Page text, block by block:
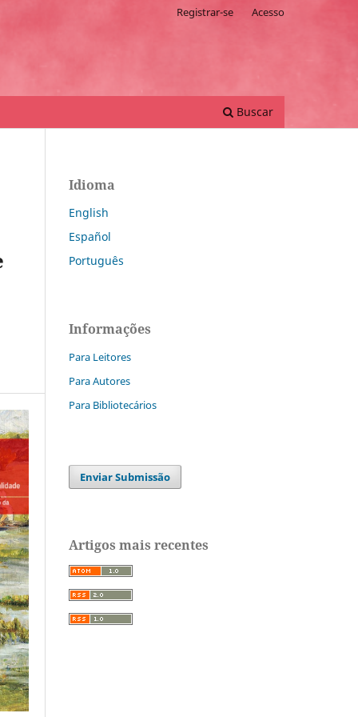
Buscar
Registrar-se Acesso
Idioma
English
Español
Português
Informações
Para Leitores
Para Autores
Para Bibliotecários
Enviar Submissão
Artigos mais recentes